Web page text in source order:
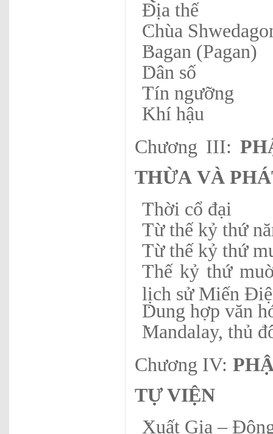
Địa thế
Chùa
Bagan (Pagan)
Dân số
Tín ngưỡng
Khí hậu
Chương III:
THỪA VÀ
Thời cổ đại
Từ thế kỷ thứ
Từ thế kỷ thứ
Thế kỷ thứ
lịch sử Miến
Dung hợp văn
Mandalay, thủ
Chương IV:
TỰ VIỆN
Xuất Gia –